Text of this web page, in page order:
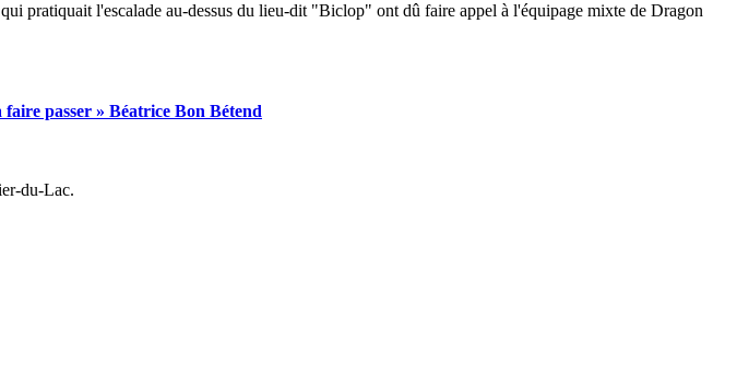
pratiquait l'escalade au-dessus du lieu-dit "Biclop" ont dû faire appel à l'équipage mixte de Dragon
passer » Béatrice Bon Bétend
du-Lac.